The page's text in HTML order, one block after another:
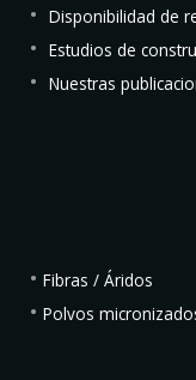
Disponibilidad de
Estudios de
Nuestras
Fibras / Áridos
Polvos